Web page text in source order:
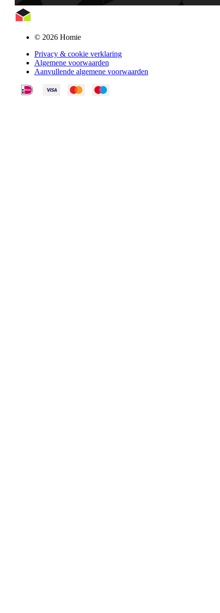
© 2026 Homie
Privacy & cookie verklaring
Algemene voorwaarden
Aanvullende algemene voorwaarden